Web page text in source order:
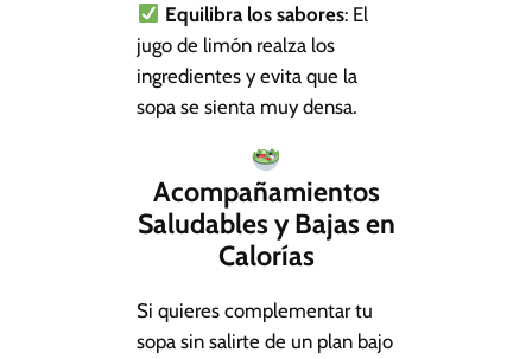
Equilibra los sabores: El
jugo de limón realza los
ingredientes y evita que la
sopa se sienta muy densa.
Acompañamientos
Saludables y Bajas en
Calorías
Si quieres complementar tu
sopa sin salirte de un plan bajo